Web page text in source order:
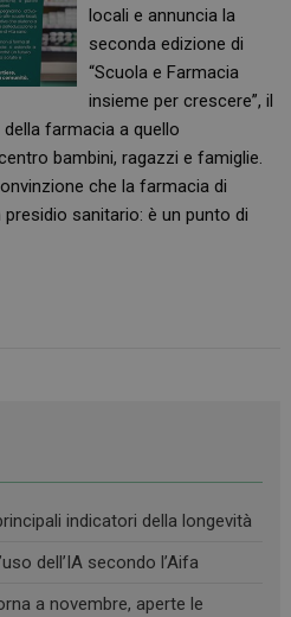
locali e annuncia la
seconda edizione di
“Scuola e Farmacia
insieme per crescere”, il
farmacia a quello
bambini, ragazzi e famiglie.
che la farmacia di
sanitario: è un punto di
indicatori della longevità
dell’IA secondo l’Aifa
a novembre, aperte le